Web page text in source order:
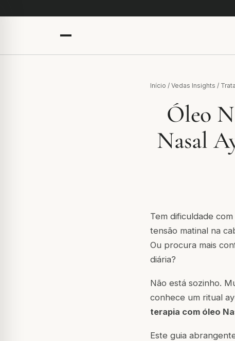
Início / Vedas Insights /
Óleo
Nasal
Tem dificuldade
tensão matinal na
Ou procura mais
diária?
Não está sozinho.
conhece um ritual
terapia com óleo
Este guia